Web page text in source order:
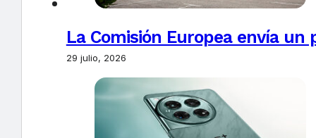
La Comisión Europea envía un
29 julio, 2026